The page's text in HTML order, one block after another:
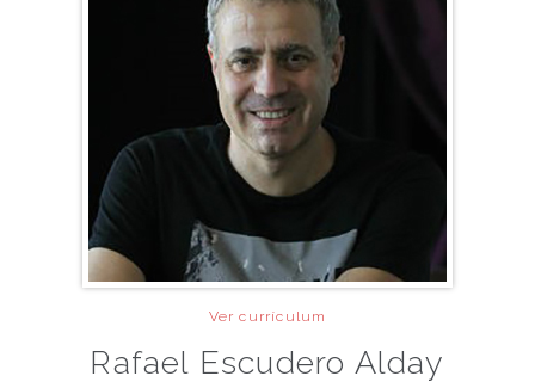
Ver currículum
Rafael Escudero Alday